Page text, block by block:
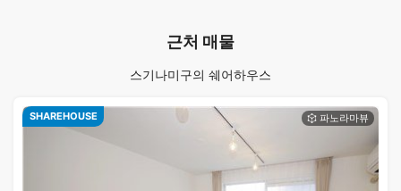
근처 매물
스기나미구의 쉐어하우스
SHAREHOUSE